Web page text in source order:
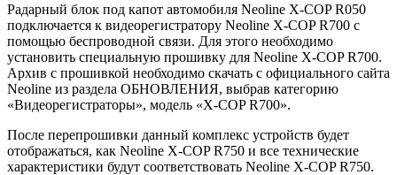
Радарный блок под капот автомобиля Neoline X-COP R050
подключается к видеорегистратору Neoline X-COP R700 с
помощью беспроводной связи. Для этого необходимо
установить специальную прошивку для Neoline X-COP R700.
Архив с прошивкой необходимо скачать с официального сайта
Neoline из раздела ОБНОВЛЕНИЯ, выбрав категорию
«Видеорегистраторы», модель «X-COP R700».
После перепрошивки данный комплекс устройств будет
отображаться, как Neoline X-COP R750 и все технические
характеристики будут соответствовать Neoline X-COP R750.